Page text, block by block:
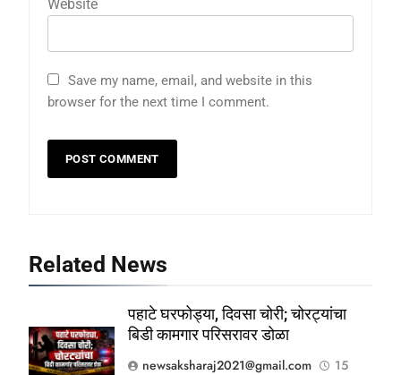
Website
Save my name, email, and website in this
browser for the next time I comment.
Related News
पहाटे घरफोड्या, दिवसा चोरी; चोरट्यांचा
बिडी कामगार परिसरावर डोळा
newsaksharaj2021@gmail.com
15